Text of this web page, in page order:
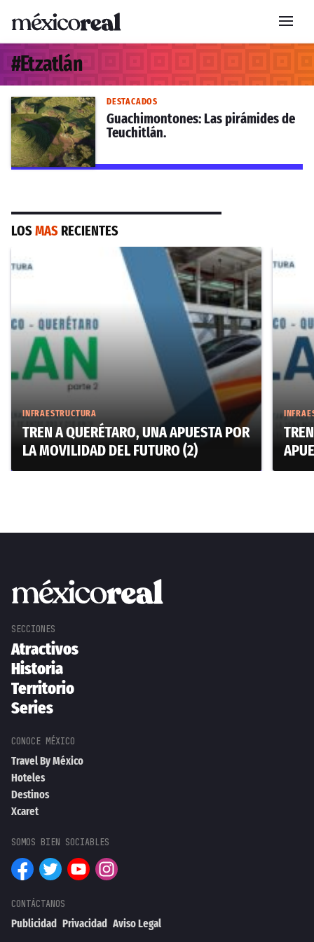
#Etzatlán
DESTACADOS
Guachimontones: Las pirámides de
Teuchitlán.
LOSMAS RECIENTES
INFRAESTRUCTURA
TREN A QUERÉTARO, UNA APUESTA POR
LA MOVILIDAD DEL FUTURO (2)
Atractivos
Historia
Territorio
Series
Travel By México
Hoteles
Destinos
Xcaret
Publicidad Privacidad Aviso Legal